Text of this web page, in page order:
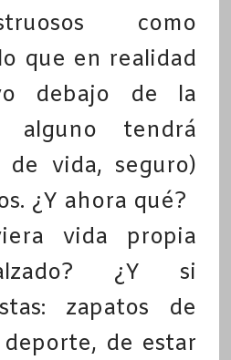
como
que en realidad
debajo de la
alguno tendrá
de vida, seguro)
¿Y ahora qué?
vida propia
¿Y si
zapatos de
de estar